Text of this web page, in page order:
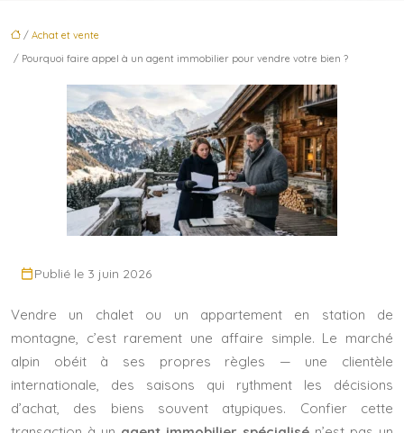
/ Achat et vente
/ Pourquoi faire appel à un agent immobilier pour vendre votre bien ?
Publié le 3 juin 2026
Vendre un chalet ou un appartement en station de
montagne, c’est rarement une affaire simple. Le marché
alpin obéit à ses propres règles — une clientèle
internationale, des saisons qui rythment les décisions
d’achat, des biens souvent atypiques. Confier cette